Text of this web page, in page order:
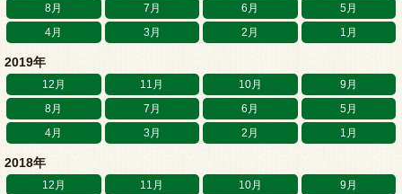
8月
7月 6月
5月
4月
3月 2月 1月
2019年
12月 11月 10月
9月
8月
7月 6月
5月
4月
3月 2月 1月
2018年
12月 11月 10月
9月